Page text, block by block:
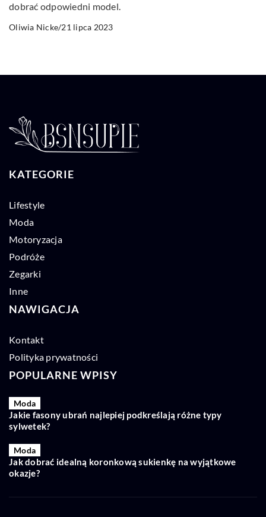
dobrać odpowiedni model.
Oliwia Nicke/21 lipca 2023
KATEGORIE
Lifestyle
Moda
Motoryzacja
Podróże
Zegarki
Inne
NAWIGACJA
Kontakt
Polityka prywatności
POPULARNE WPISY
Moda
Jakie fasony ubrań najlepiej podkreślają różne typy
sylwetek?
Moda
Jak dobrać idealną koronkową sukienkę na wyjątkowe
okazje?